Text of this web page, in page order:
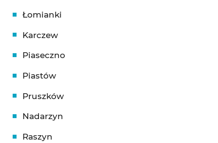
Łomianki
Karczew
Piaseczno
Piastów
Pruszków
Nadarzyn
Raszyn